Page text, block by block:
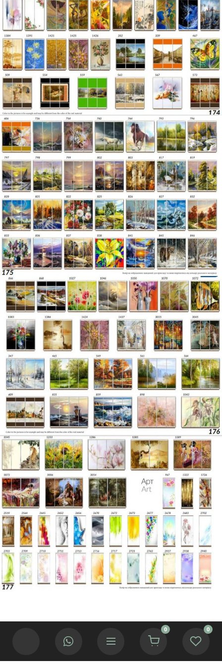
© 2002 — 2025 Інтернет-магазин меблів «Меблі ІФ».
0 0
Ми використовуємо cookies для покращення роботи сайту.
Якщо Ви згідні натисніть кнопку.
Приймаю